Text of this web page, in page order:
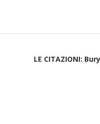
LE CITAZIONI: